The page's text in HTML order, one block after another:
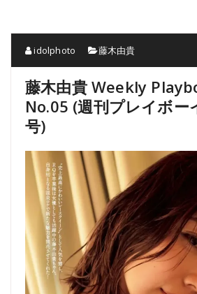
idolphoto 藤木由貴
藤木由貴 Weekly
No.05 (週刊プレイボー
号)